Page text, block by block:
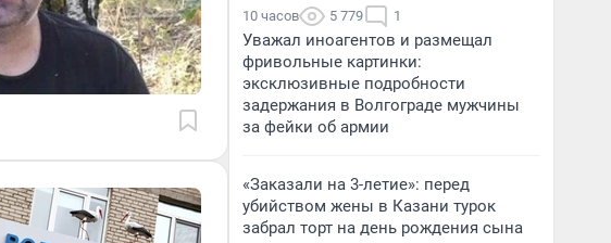
10 часов 5 779 1
Уважал иноагентов и размещал
фривольные картинки:
эксклюзивные подробности
задержания в Волгограде мужчины
за фейки об армии
«Заказали на 3-летие»: перед
убийством жены в Казани турок
забрал торт на день рождения сына